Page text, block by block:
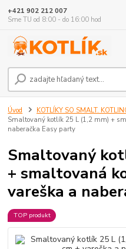
+421 902 212 007
Sme TU od 8:00 - do 16:00 hod
Úvod KOTLÍKY SO SMALT.
Smaltovaný kotlík 25 L (1,2 mm) +
naberačka Easy party
Smaltovaný
+ smaltovaná
vareška a
TOP produkt